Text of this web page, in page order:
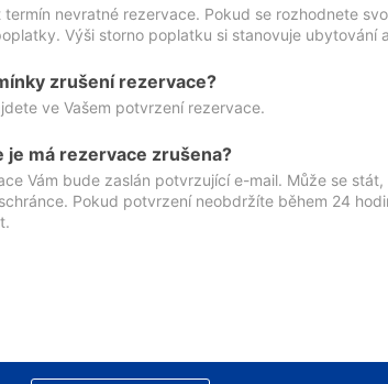
termín nevratné rezervace. Pokud se rozhodnete
Výši storno poplatku si stanovuje
zrušení rezervace?
ve Vašem potvrzení rezervace.
je má rezervace zrušena?
Vám bude zaslán potvrzující e-mail. Může se
Pokud potvrzení neobdržíte během 24